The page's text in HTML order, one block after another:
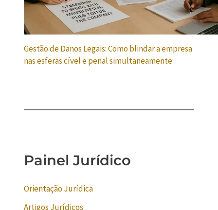
Gestão de Danos Legais: Como blindar a empresa
nas esferas cível e penal simultaneamente
Painel Jurídico
Orientação Jurídica
Artigos Jurídicos